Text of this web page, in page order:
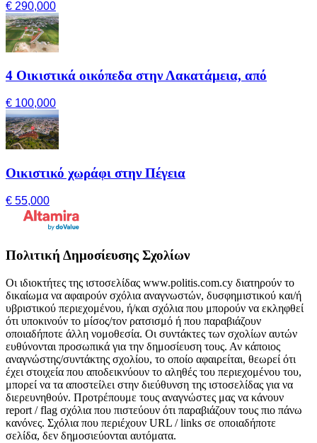
€ 290,000
4 Οικιστικά οικόπεδα στην Λακατάμεια, από
€ 100,000
Οικιστικό χωράφι στην Πέγεια
€ 55,000
Πολιτική Δημοσίευσης Σχολίων
Οι ιδιοκτήτες της ιστοσελίδας www.politis.com.cy διατηρούν το
δικαίωμα να αφαιρούν σχόλια αναγνωστών, δυσφημιστικού και/ή
υβριστικού περιεχομένου, ή/και σχόλια που μπορούν να εκληφθεί
ότι υποκινούν το μίσος/τον ρατσισμό ή που παραβιάζουν
οποιαδήποτε άλλη νομοθεσία. Οι συντάκτες των σχολίων αυτών
ευθύνονται προσωπικά για την δημοσίευση τους. Αν κάποιος
αναγνώστης/συντάκτης σχολίου, το οποίο αφαιρείται, θεωρεί ότι
έχει στοιχεία που αποδεικνύουν το αληθές του περιεχομένου του,
μπορεί να τα αποστείλει στην διεύθυνση της ιστοσελίδας για να
διερευνηθούν. Προτρέπουμε τους αναγνώστες μας να κάνουν
report / flag σχόλια που πιστεύουν ότι παραβιάζουν τους πιο πάνω
κανόνες. Σχόλια που περιέχουν URL / links σε οποιαδήποτε
σελίδα, δεν δημοσιεύονται αυτόματα.